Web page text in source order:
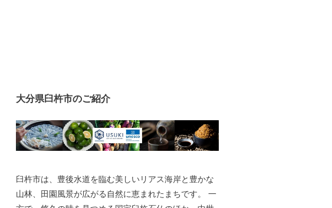
大分県臼杵市のご紹介
臼杵市は、豊後水道を臨む美しいリアス海岸と豊かな
山林、田園風景が広がる自然に恵まれたまちです。 一